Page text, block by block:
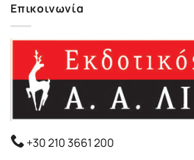
Επικοινωνία
+30 210 3661 200